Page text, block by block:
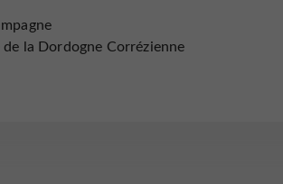
de la Dordogne Corrézienne